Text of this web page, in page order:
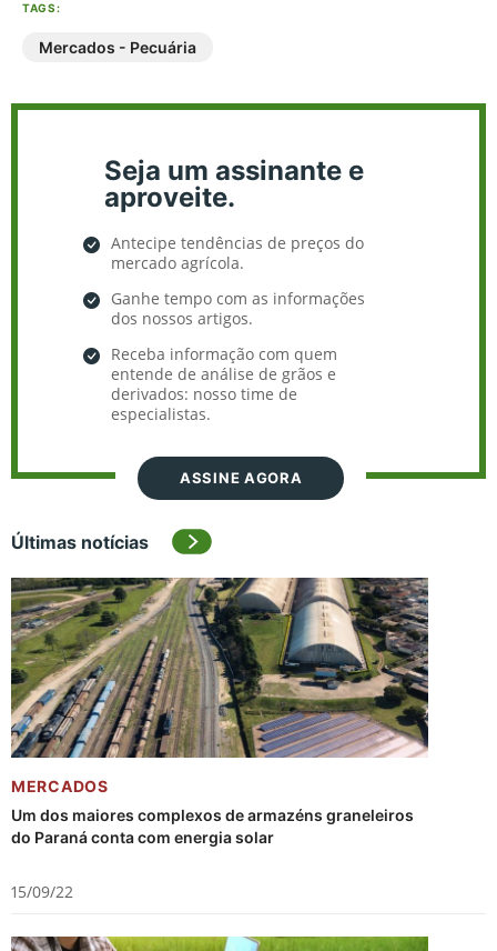
TAGS:
Mercados - Pecuária
Seja um assinante e
aproveite.
Antecipe tendências de preços do
mercado agrícola.
Ganhe tempo com as informações
dos nossos artigos.
Receba informação com quem
entende de análise de grãos e
derivados: nosso time de
especialistas.
ASSINE AGORA
Últimas notícias
MERCADOS
Um dos maiores complexos de armazéns graneleiros
do Paraná conta com energia solar
15/09/22